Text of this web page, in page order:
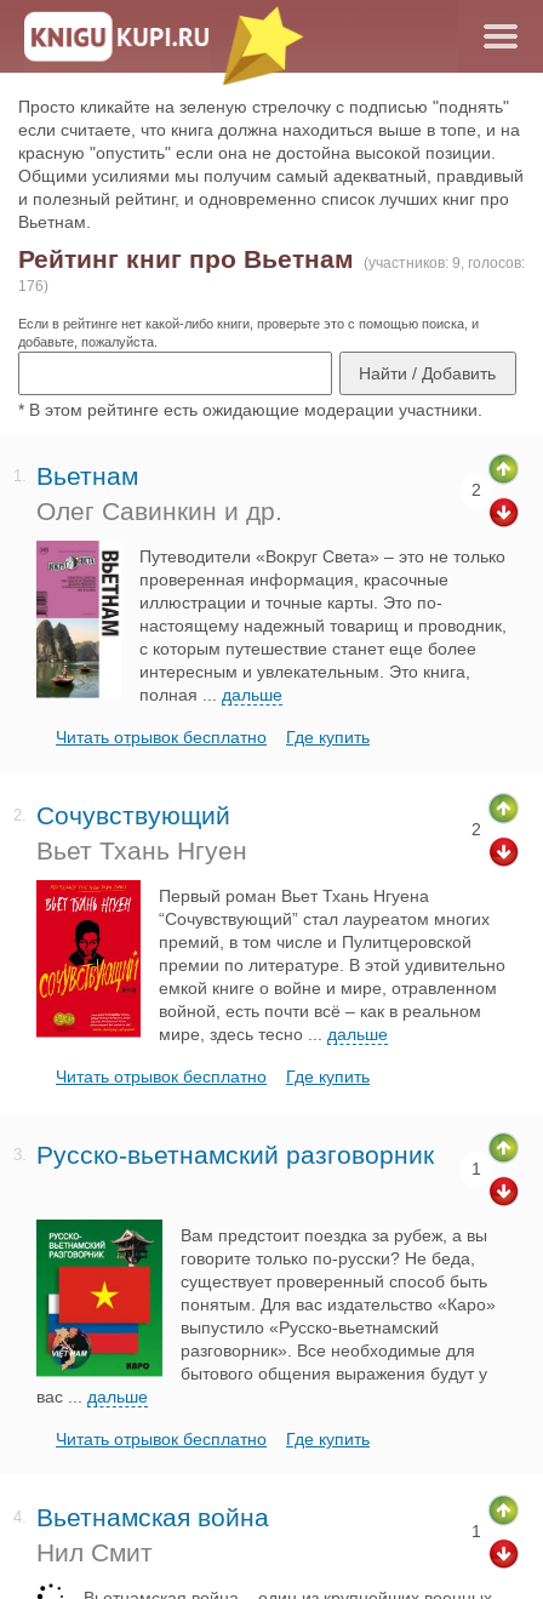
Просто кликайте на зеленую стрелочку с подписью "поднять"
если считаете, что книга должна находиться выше в топе, и на
красную "опустить" если она не достойна высокой позиции.
Общими усилиями мы получим самый адекватный, правдивый
и полезный рейтинг, и одновременно список лучших книг про
Вьетнам.
Рейтинг книг про Вьетнам
(участников: 9, голосов:
176)
Если в рейтинге нет какой-либо книги, проверьте это с помощью поиска, и
добавьте, пожалуйста.
* В этом рейтинге есть ожидающие модерации участники.
1.
Вьетнам
Олег Савинкин и др.
2
Путеводители «Вокруг Света» – это не только
проверенная информация, красочные
иллюстрации и точные карты. Это по-
настоящему надежный товарищ и проводник,
с которым путешествие станет еще более
интересным и увлекательным. Это книга,
полная
дальше
Читать отрывок бесплатно Где купить
2.
Сочувствующий
Вьет Тхань Нгуен
2
Первый роман Вьет Тхань Нгуена
“Сочувствующий” стал лауреатом многих
премий, в том числе и Пулитцеровской
премии по литературе. В этой удивительно
емкой книге о войне и мире, отравленном
войной, есть почти всё – как в реальном
мире, здесь тесно
дальше
Читать отрывок бесплатно Где купить
3. Русско-вьетнамский разговорник 1
Вам предстоит поездка за рубеж, а вы
говорите только по-русски? Не беда,
существует проверенный способ быть
понятым. Для вас издательство «Каро»
выпустило «Русско-вьетнамский
разговорник». Все необходимые для
бытового общения выражения будут у
вас
дальше
Читать отрывок бесплатно Где купить
4.
Вьетнамская война
Нил Смит
1